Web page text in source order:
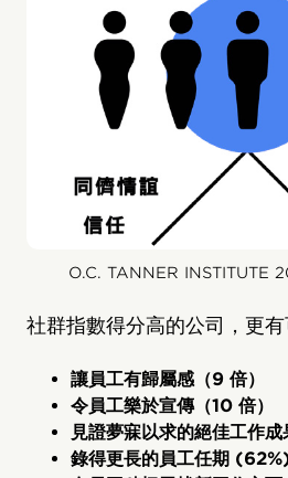
O.C. TANNER INSTITUTE
社群指數得分高的公司，更有
讓員工有歸屬感（9 倍）
令員工樂於宣傳（10 倍）
見證夢寐以求的絕佳工作成
錄得更長的員工任期